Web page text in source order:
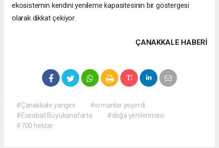
ekosistemin kendini yenileme kapasitesinin bir göstergesi
olarak dikkat çekiyor.
ÇANAKKALE HABERİ
#Çanakkale yangını
#ormanlar yeşerdi
#Eceabat Büyükanafarta
#doğa yenilenmesi
#700 hektar